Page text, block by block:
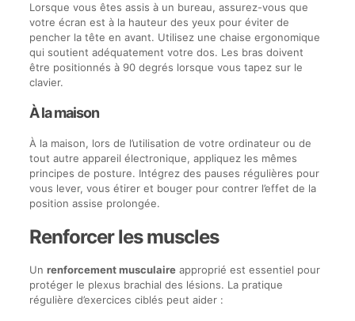
Lorsque vous êtes assis à un bureau, assurez-vous que
votre écran est à la hauteur des yeux pour éviter de
pencher la tête en avant. Utilisez une chaise ergonomique
qui soutient adéquatement votre dos. Les bras doivent
être positionnés à 90 degrés lorsque vous tapez sur le
clavier.
À la maison
À la maison, lors de l’utilisation de votre ordinateur ou de
tout autre appareil électronique, appliquez les mêmes
principes de posture. Intégrez des pauses régulières pour
vous lever, vous étirer et bouger pour contrer l’effet de la
position assise prolongée.
Renforcer les muscles
Un renforcement musculaireapproprié est essentiel pour
protéger le plexus brachial des lésions. La pratique
régulière d’exercices ciblés peut aider :